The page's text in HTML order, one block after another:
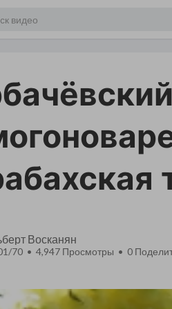
Восканян
70 • 4,947 Просмотры • 0